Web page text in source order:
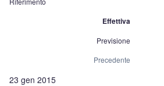
Effettiva
Previsione
Precedente
23 gen 2015